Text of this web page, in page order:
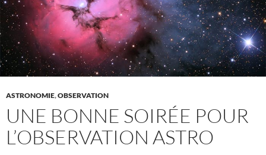
ASTRONOMIE,OBSERVATION
UNE BONNE SOIRÉE POUR
L’OBSERVATION ASTRO